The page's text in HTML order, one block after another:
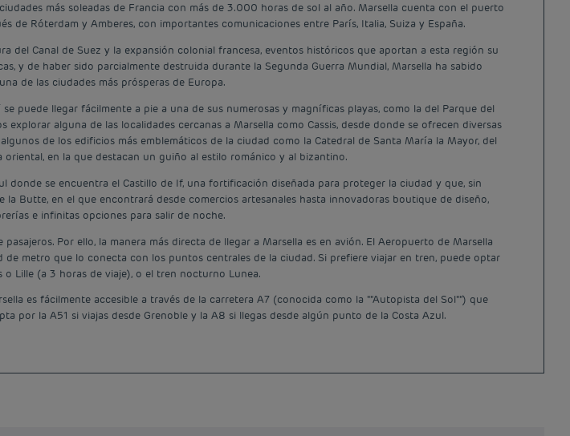
más soleadas de Francia con más de 3.000 horas de sol al año. Marsella cuenta con el puerto
Róterdam y Amberes, con importantes comunicaciones entre París, Italia, Suiza y España.
Canal de Suez y la expansión colonial francesa, eventos históricos que aportan a esta región su
y de haber sido parcialmente destruida durante la Segunda Guerra Mundial, Marsella ha sabido
de las ciudades más prósperas de Europa.
puede llegar fácilmente a pie a una de sus numerosas y magníficas playas, como la del Parque del
alguna de las localidades cercanas a Marsella como Cassis, desde donde se ofrecen diversas
de los edificios más emblemáticos de la ciudad como la Catedral de Santa María la Mayor, del
en la que destacan un guiño al estilo románico y al bizantino.
se encuentra el Castillo de If, una fortificación diseñada para proteger la ciudad y que, sin
Butte, en el que encontrará desde comercios artesanales hasta innovadoras boutique de diseño,
e infinitas opciones para salir de noche.
Por ello, la manera más directa de llegar a Marsella es en avión. El Aeropuerto de Marsella
metro que lo conecta con los puntos centrales de la ciudad. Si prefiere viajar en tren, puede optar
Lille (a 3 horas de viaje), o el tren nocturno Lunea.
es fácilmente accesible a través de la carretera A7 (conocida como la ""Autopista del Sol"") que
por la A51 si viajas desde Grenoble y la A8 si llegas desde algún punto de la Costa Azul.